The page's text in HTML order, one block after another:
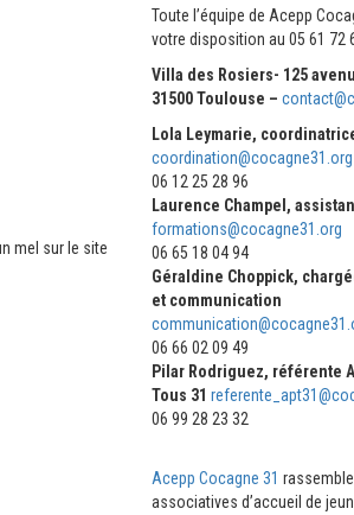
mel sur le site
Toute l’équipe de Acepp
votre disposition au 05 61 72
Villa des Rosiers- 125
31500 Toulouse –
Lola Leymarie,
coordination@cocagne31.org
06 12 25 28 96
Laurence Champel,
formations@cocagne31.org
06 65 18 04 94
Géraldine Choppick,
et communication
06 66 02 09 49
Pilar Rodriguez, référente
Tous 31
06 99 28 23 32
Acepp Cocagne 31
associatives d’accueil de